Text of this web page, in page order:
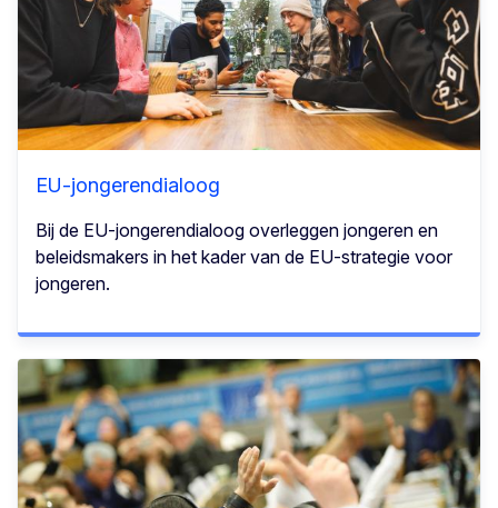
EU-jongerendialoog
Bij de EU-jongerendialoog overleggen jongeren en
beleidsmakers in het kader van de EU-strategie voor
jongeren.